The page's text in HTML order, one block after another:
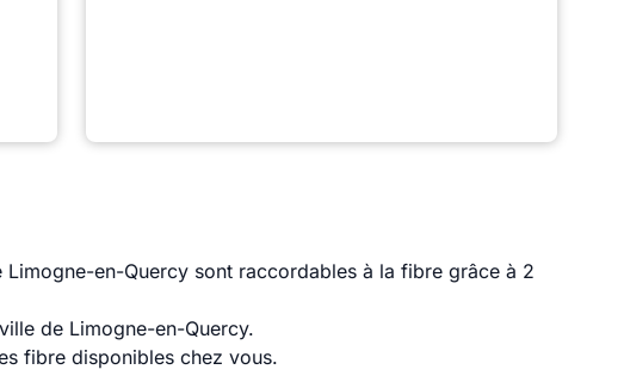
en-Quercy sont raccordables à la fibre grâce à 2
de Limogne-en-Quercy.
fibre disponibles chez vous.